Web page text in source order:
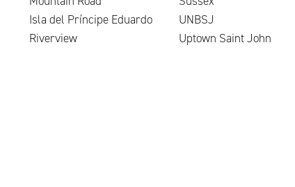
Isla del Príncipe Eduardo
UNBSJ
Riverview
Uptown Saint John